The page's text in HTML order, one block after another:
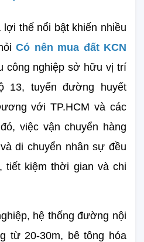
lợi thế nổi bật khiến nhiều
Có nên mua đất KCN
công nghiệp sở hữu vị trí
13, tuyến đường huyết
với TP.HCM và các
việc vận chuyển hàng
di chuyển nhân sự đều
tiết kiệm thời gian và chi
hệ thống đường nội
từ 20-30m, bê tông hóa